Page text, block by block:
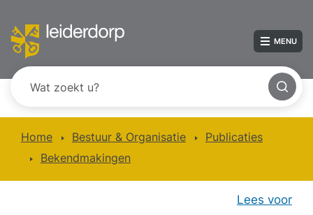
MENU
Home Bestuur & Organisatie
Publicaties
Bekendmakingen
Lees voor